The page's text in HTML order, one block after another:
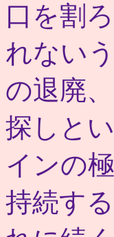
口を割
れない
の退廃
探しと
インの
持続す